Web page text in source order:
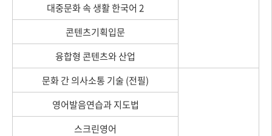
대중문화 속 생활 한국어 2
콘텐츠기획입문
융합형 콘텐츠와 산업
문화 간 의사소통 기술 (전필)
영어발음연습과 지도법
스크린영어